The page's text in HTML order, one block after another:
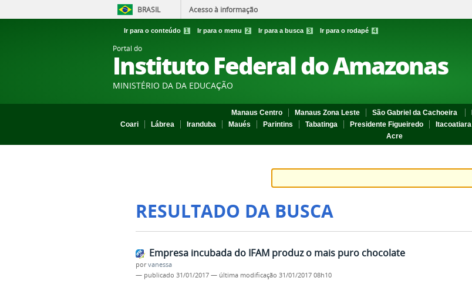
BRASIL Acesso à informação
Ir para o conteúdo 1 Ir para o menu 2 Ir para a busca 3 Ir para o rodapé 4
Portal do
Instituto Federal do Amazonas
MINISTÉRIO DA DA EDUCAÇÃO
Manaus Centro Manaus Zona Leste São Gabriel da Cachoeira
Coari
Lábrea Iranduba Maués Parintins Tabatinga Presidente Figueiredo Itacoatiara
Acre
RESULTADO DA BUSCA
Empresa incubada do IFAM produz o mais puro chocolate
porvanessa
— publicado 31/01/2017 — última modificação 31/01/2017 08h10